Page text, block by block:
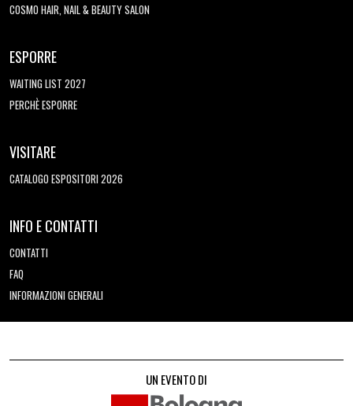
COSMO HAIR, NAIL & BEAUTY SALON
ESPORRE
WAITING LIST 2027
PERCHÈ ESPORRE
VISITARE
CATALOGO ESPOSITORI 2026
INFO E CONTATTI
CONTATTI
FAQ
INFORMAZIONI GENERALI
UN EVENTO DI